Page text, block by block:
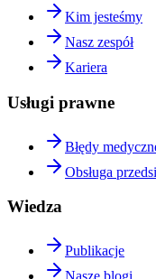
Kim jesteśmy
Nasz zespół
Kariera
Usługi prawne
Błędy
Obsługa
Wiedza
Publikacje